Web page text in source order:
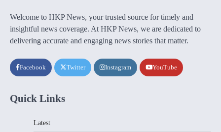
Welcome to HKP News, your trusted source for timely and
insightful news coverage. At HKP News, we are dedicated to
delivering accurate and engaging news stories that matter.
Facebook Twitter Instagram YouTube
Quick Links
Latest